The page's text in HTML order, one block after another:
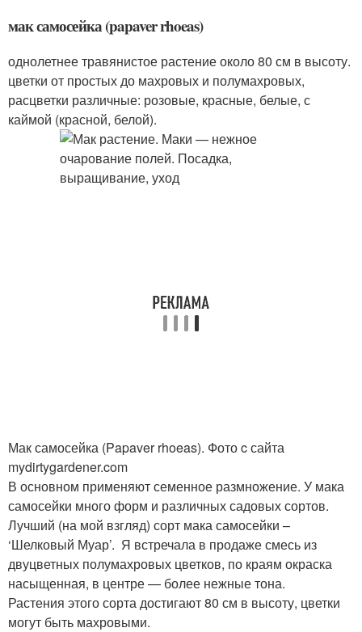
мак самосейка (papaver rhoeas)
однолетнее травянистое растение около 80 см в высоту.
цветки от простых до махровых и полумахровых,
расцветки различные: розовые, красные, белые, с
каймой (красной, белой).
Мак самосейка (Papaver rhoeas). Фото c сайта
mydirtygardener.com
В основном применяют семенное размножение. У мака
самосейки много форм и различных садовых сортов.
Лучший (на мой взгляд) сорт мака самосейки –
‘Шелковый Муар’. Я встречала в продаже смесь из
двуцветных полумахровых цветков, по краям окраска
насыщенная, в центре — более нежные тона.
Растения этого сорта достигают 80 см в высоту, цветки
могут быть махровыми.